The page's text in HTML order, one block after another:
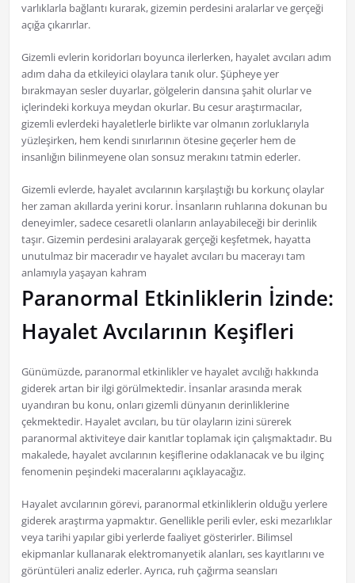
varlıklarla bağlantı kurarak, gizemin perdesini aralarlar ve gerçeği
açığa çıkarırlar.
Gizemli evlerin koridorları boyunca ilerlerken, hayalet avcıları adım
adım daha da etkileyici olaylara tanık olur. Şüpheye yer
bırakmayan sesler duyarlar, gölgelerin dansına şahit olurlar ve
içlerindeki korkuya meydan okurlar. Bu cesur araştırmacılar,
gizemli evlerdeki hayaletlerle birlikte var olmanın zorluklarıyla
yüzleşirken, hem kendi sınırlarının ötesine geçerler hem de
insanlığın bilinmeyene olan sonsuz merakını tatmin ederler.
Gizemli evlerde, hayalet avcılarının karşılaştığı bu korkunç olaylar
her zaman akıllarda yerini korur. İnsanların ruhlarına dokunan bu
deneyimler, sadece cesaretli olanların anlayabileceği bir derinlik
taşır. Gizemin perdesini aralayarak gerçeği keşfetmek, hayatta
unutulmaz bir maceradır ve hayalet avcıları bu macerayı tam
anlamıyla yaşayan kahram
Paranormal Etkinliklerin İzinde:
Hayalet Avcılarının Keşifleri
Günümüzde, paranormal etkinlikler ve hayalet avcılığı hakkında
giderek artan bir ilgi görülmektedir. İnsanlar arasında merak
uyandıran bu konu, onları gizemli dünyanın derinliklerine
çekmektedir. Hayalet avcıları, bu tür olayların izini sürerek
paranormal aktiviteye dair kanıtlar toplamak için çalışmaktadır. Bu
makalede, hayalet avcılarının keşiflerine odaklanacak ve bu ilginç
fenomenin peşindeki maceralarını açıklayacağız.
Hayalet avcılarının görevi, paranormal etkinliklerin olduğu yerlere
giderek araştırma yapmaktır. Genellikle perili evler, eski mezarlıklar
veya tarihi yapılar gibi yerlerde faaliyet gösterirler. Bilimsel
ekipmanlar kullanarak elektromanyetik alanları, ses kayıtlarını ve
görüntüleri analiz ederler. Ayrıca, ruh çağırma seansları